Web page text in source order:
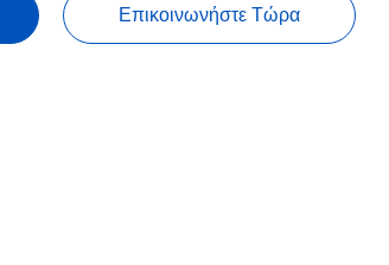
Επικοινωνήστε Τώρα